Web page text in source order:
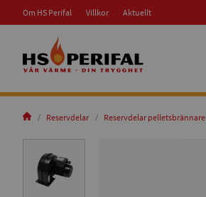
Om HS Perifal Villkor Aktuellt
Reservdelar Reservdelar pelletsbrännare